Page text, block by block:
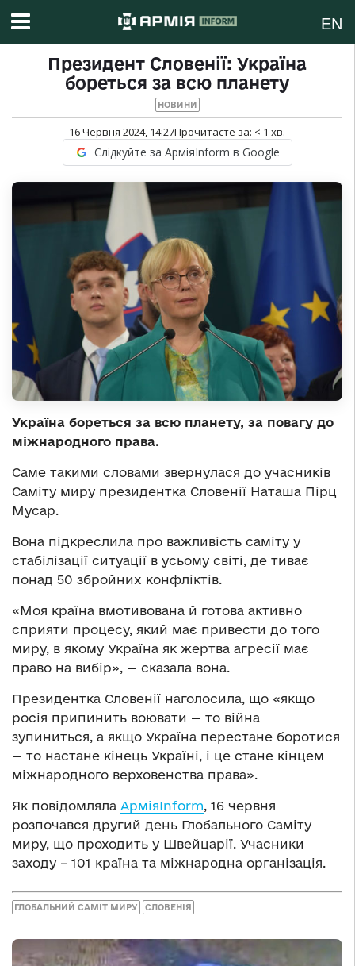
EN
Президент Словенії: Україна
бореться за всю планету
НОВИНИ
16 Червня 2024, 14:27Прочитаєте за: < 1 хв.
Слідкуйте за АрміяInform в Google
Україна бореться за всю планету, за повагу до
міжнародного права.
Саме такими словами звернулася до учасників
Саміту миру президентка Словенії Наташа Пірц
Мусар.
Вона підкреслила про важливість саміту у
стабілізації ситуації в усьому світі, де тиває
понад 50 збройних конфліктів.
«Моя країна вмотивована й готова активно
сприяти процесу, який має привести до того
миру, в якому Україна як жертва агресії має
право на вибір», — сказала вона.
Президентка Словенії наголосила, що «якщо
росія припинить воювати — то війна
зупиниться, а якщо Україна перестане боротися
— то настане кінець Україні, і це стане кінцем
міжнародного верховенства права».
Як повідомляла АрміяInform, 16 червня
розпочався другий день Глобального Саміту
миру, що проходить у Швейцарії. Учасники
заходу – 101 країна та міжнародна організація.
ГЛОБАЛЬНИЙ САМІТ МИРУ СЛОВЕНІЯ